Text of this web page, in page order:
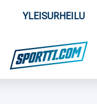
YLEISURHEILU